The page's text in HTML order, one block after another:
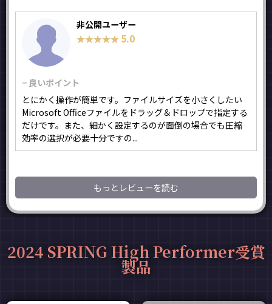
非公開ユーザー
★★★★★
★★★★★ 5.0
− 良いポイント
とにかく操作が簡単です。ファイルサイズを小さくしたい
Microsoft Officeファイルをドラッグ＆ドロップで指定する
だけです。また、細かく設定するのが面倒の場合でも圧縮
効率の選択が必要十分ですの...
もっとレビューを読む
2024 SPRING High Performer受賞
製品